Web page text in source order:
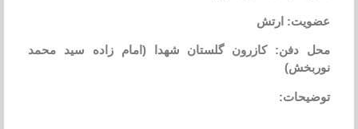
عضویت: ارتش
محل دفن: کازرون گلستان شهدا (امام زاده سید محمد
نوربخش)
توضیحات: